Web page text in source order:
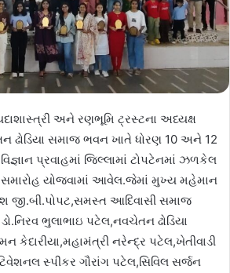
અને રણભૂમિ ટ્રસ્ટના અધ્યક્ષ
ઢોડિયા સમાજ ભવન ખાતે ધોરણ 10 અને 12
પ્રવાહમાં જિલ્લામાં ટોપટેનમાં ઝળકેલ
સમારોહ યોજવામાં આવેલ.જેમાં મુખ્ય મહેમાન
જી.બી.પોપટ,સમસ્ત આદિવાસી સમાજ
ભુલાભાઇ પટેલ,નવચેતન ઢોડિયા
નરેન્દ્ર પટેલ,ખેતીવાડી
સ્પીકર ગૌરાંગ પટેલ,સિવિલ સર્જન